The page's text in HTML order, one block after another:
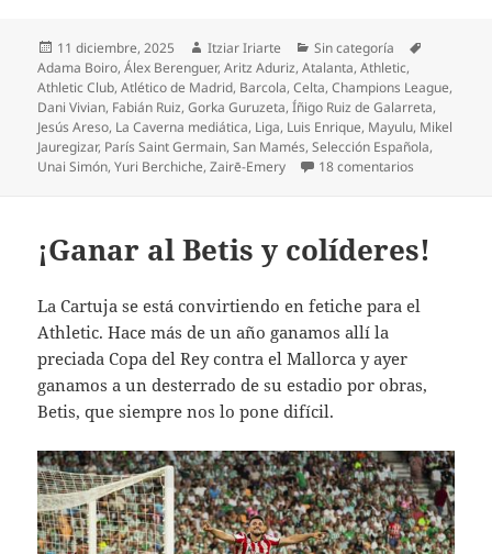
Publicado
el
11 diciembre, 2025 Autor
Itziar Iriarte Categorías
Sin categoría
Adama Boiro,Álex Berenguer,Aritz Aduriz,Atalanta,Athletic,
Athletic Club,Atlético de Madrid, Barcola,Celta,Champions League,
Dani Vivian, Fabián Ruiz,Gorka Guruzeta,Íñigo Ruiz de Galarreta,
Jesús Areso, La Caverna mediática, Liga, Luis Enrique, Mayulu, Mikel
Jauregizar, París Saint Germain,San Mamés,Selección Española,
Unai Simón,Yuri Berchiche,Zairē-Emery 18 comentarios
¡Ganar al Betis y colíderes!
La Cartuja se está convirtiendo en fetiche para el
Athletic. Hace más de un año ganamos allí la
preciada Copa del Rey contra el Mallorca y ayer
ganamos a un desterrado de su estadio por obras,
Betis, que siempre nos lo pone difícil.